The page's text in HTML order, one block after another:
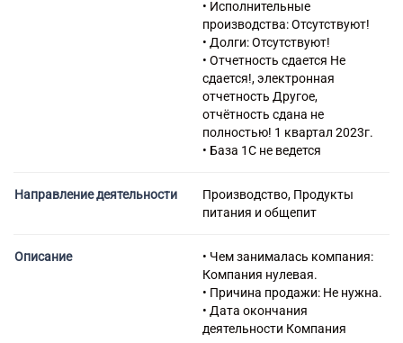
магазинах
47.19 Торговля розничная
прочая в
неспециализированных
магазинах
47.29 Торговля розничная
прочими пищевыми
продуктами в
47.78 Торговля розничная
прочая в
магазинах
47.91 Торговля розничная по
почте или по информационно-
коммуникационной сети
Интернет
• Исполнительные
производства: Отсутствуют!
• Долги: Отсутствуют!
• Отчетность сдается Не
сдается!, электронная
отчетность Другое,
отчётность сдана не
полностью! 1 квартал 2023г.
• База 1С не ведется
Направление деятельности
Производство, Продукты
питания и общепит
Описание
• Чем занималась компания:
Компания нулевая.
• Причина продажи: Не нужна.
• Дата окончания
деятельности Компания